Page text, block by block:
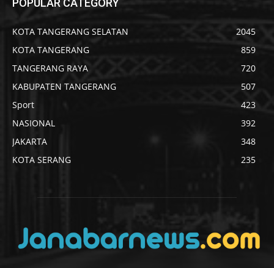
POPULAR CATEGORY
KOTA TANGERANG SELATAN
2045
KOTA TANGERANG
859
TANGERANG RAYA
720
KABUPATEN TANGERANG
507
Sport
423
NASIONAL
392
JAKARTA
348
KOTA SERANG
235